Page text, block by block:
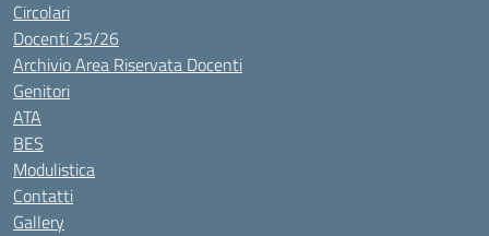
Circolari
Docenti 25/26
Archivio Area Riservata Docenti
Genitori
ATA
BES
Modulistica
Contatti
Gallery